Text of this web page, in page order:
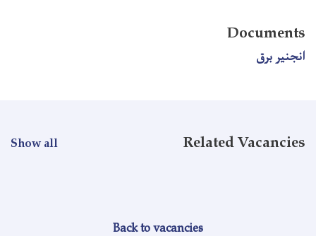
Documents
انجنیر برق
Related Vacancies
Show all
Back to vacancies